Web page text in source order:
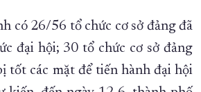
có 26/56 tổ chức cơ sở đảng đã
đại hội; 30 tổ chức cơ sở đảng
tốt các mặt để tiến hành đại hội